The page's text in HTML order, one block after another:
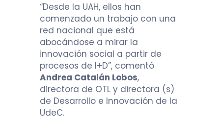
“Desde la UAH, ellos han
comenzado un trabajo con una
red nacional que está
abocándose a mirar la
innovación social a partir de
procesos de I+D”, comentó
Andrea Catalán Lobos,
directora de OTL y directora (s)
de Desarrollo e Innovación de la
UdeC.